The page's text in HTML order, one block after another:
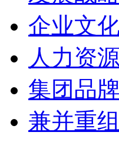
企业文
人力资源
集团品牌
兼并重组